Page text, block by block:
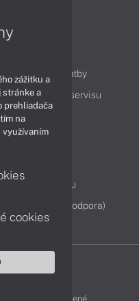
doručenia a platby
Cenník servisu
tovaru
(vzdialená podpora)
práva vyhradené
zážitku a
stránke a
prehliadača
na
využívaním
cookies